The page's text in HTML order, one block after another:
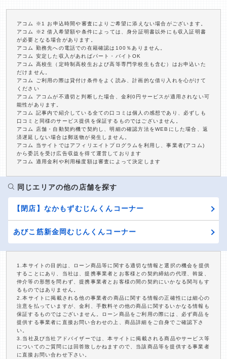
アコム ※1 お申込時間や審査によりご希望に添えない場合がございます。
アコム ※2 借入希望額や条件によっては、身分証明書以外にも収入証明書
が必要となる場合があります。
アコム 勤務先への電話での在籍確認は100％ありません。
アコム 安定した収入があればパート・バイトOK
アコム 高校生（定時制高校生および高等専門学校生も含む）はお申込いた
だけません。
アコム ご利用の際は貸付け条件をよく読み、計画的な借り入れを心がけて
ください
アコム アコムが不適切と判断した場合、金利0円サービスが適用されない可
能性があります。
アコム 記事内で紹介している全ての口コミは個人の感想であり、必ずしも
口コミと同様のサービス提供を保証するものではございません。
アコム 店舗・自動契約機で契約し、明細の確認方法をWEBにした場合、返
済遅延しない場合は郵送物が発生しません。
アコム 当サイトではアフィリエイトプログラムを利用し、事業者(アコム)
から委託を受け広告収益を得て運営しております
アコム 適用金利や利用極度額は審査によって決定します
同じエリアの他の店舗を探す
【閉店】なかもずむじんくんコーナー
あびこ筋新金岡むじんくんコーナー
1.本サイトの目的は、ローン商品等に関する適切な情報と選択の機会を提供
することにあり、当社は、提携事業者とお客様との契約締結の代理、斡旋、
仲介等の形態を問わず、提携事業者とお客様の間の契約にいかなる関与もす
るものではありません。
2.本サイトに掲載される他の事業者の商品に関する情報の正確性には細心の
注意を払っていますが、金利、手数料その他の商品に関するいかなる情報も
保証するものではございません。ローン商品をご利用の際には、必ず商品を
提供する事業者に直接お問い合わせの上、商品詳細をご自身でご確認下さ
い。
3.当社及び当社アドバイザーでは、本サイトに掲載される商品やサービス等
についてのご質問には回答致しかねますので、当該商品等を提供する事業者
に直接お問い合わせ下さい。